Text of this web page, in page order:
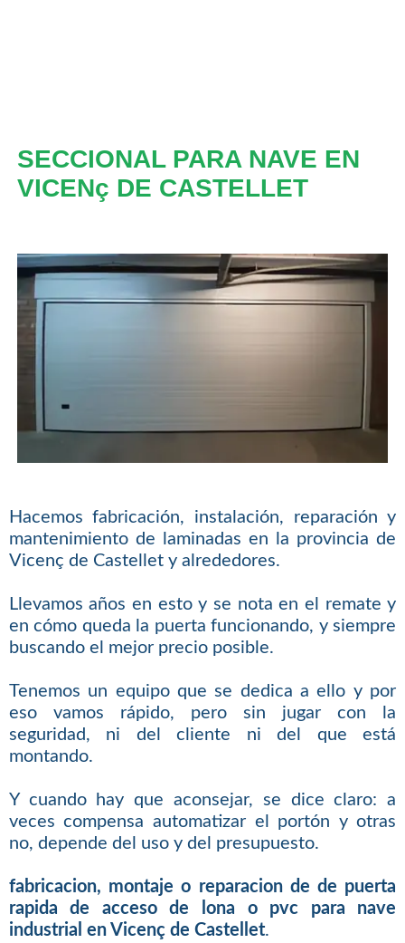
SECCIONAL PARA NAVE EN
VICENç DE CASTELLET
Hacemos fabricación, instalación, reparación y
mantenimiento de laminadas en la provincia de
Vicenç de Castellet y alrededores.
Llevamos años en esto y se nota en el remate y
en cómo queda la puerta funcionando, y siempre
buscando el mejor precio posible.
Tenemos un equipo que se dedica a ello y por
eso vamos rápido, pero sin jugar con la
seguridad, ni del cliente ni del que está
montando.
Y cuando hay que aconsejar, se dice claro: a
veces compensa automatizar el portón y otras
no, depende del uso y del presupuesto.
fabricacion, montaje o reparacion de de puerta
rapida de acceso de lona o pvc para nave
industrial en Vicenç de Castellet.